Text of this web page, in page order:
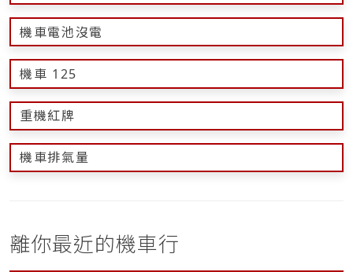
機車電池沒電
機車 125
重機紅牌
機車排氣量
離你最近的機車行